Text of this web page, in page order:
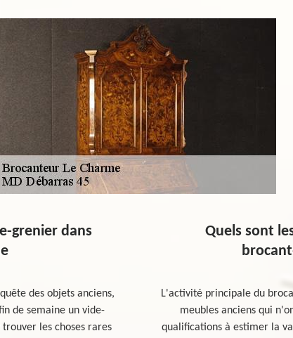
grenier dans
des objets anciens,
de semaine un vide-
les choses rares
Quels sont
L'activité principale du
meubles anciens qui
qualifications à estimer la